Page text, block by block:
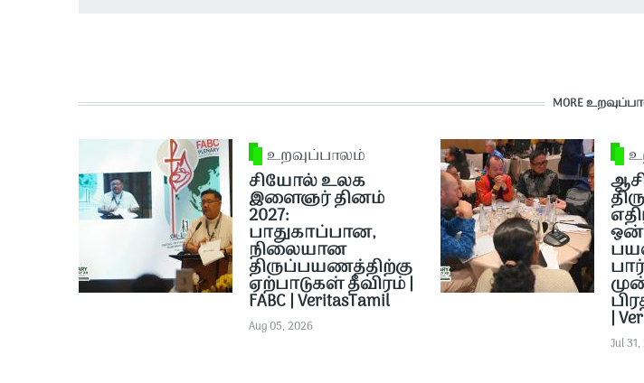
MORE
உறவுப்பாலம்
சியோல் உலக
இளைஞர் தினம்
2027:
பாதுகாப்பான,
நிலையான
திருப்பயணத்திற்கு
ஏற்பாடுகள் தீவிரம் |
FABC | VeritasTamil
Aug 05, 2026 |
Jul